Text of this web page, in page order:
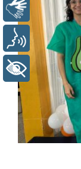
Libras
Voz
+